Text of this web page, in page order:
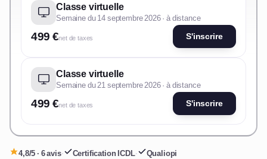
Classe virtuelle
Semaine du 14 septembre 2026 · à distance
499 €net de taxes S'inscrire
Classe virtuelle
Semaine du 21 septembre 2026 · à distance
499 €net de taxes S'inscrire
4,8/5 · 6 avis· Certification ICDL· Qualiopi